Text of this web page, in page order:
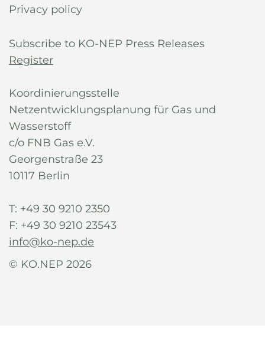
Privacy policy
Subscribe to KO-NEP Press Releases
Register
Koordinierungsstelle
Netzentwicklungsplanung für Gas und
Wasserstoff
c/o FNB Gas e.V.
Georgenstraße 23
10117 Berlin
T: +49 30 9210 2350
F: +49 30 9210 23543
info@ko-nep.de
© KO.NEP 2026